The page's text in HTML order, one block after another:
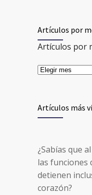
Artículos por
Artículos por
Artículos más
¿Sabías que
las funciones
detienen
corazón?